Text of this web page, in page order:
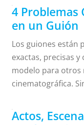
con un formato
idioma extranjero
historia y, al
confusa? No
sencillas para que
extranjeros sin
4 Problemas
en un Guión
Los guiones están
exactas, precisas
modelo para otros
cinematográfica.
dejando a tu lector
Actos,